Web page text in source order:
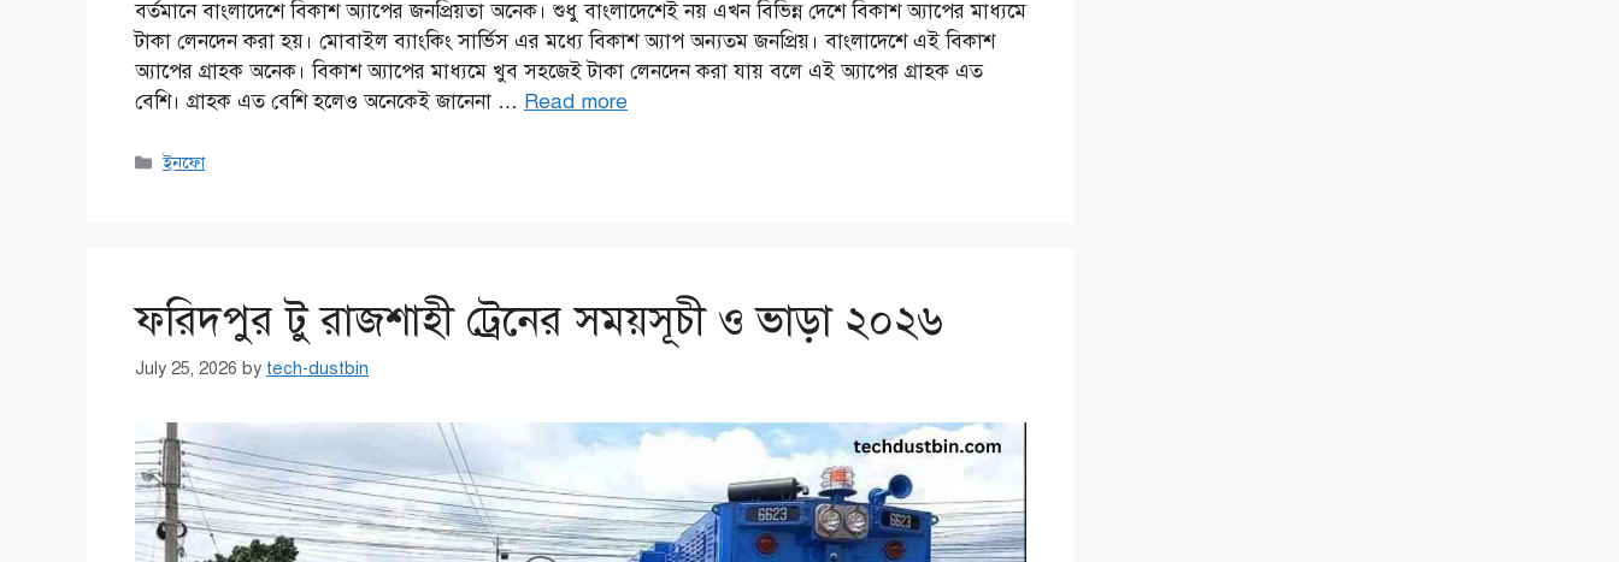
বর্তমানে বাংলাদেশে বিকাশ অ্যাপের জনপ্রিয়তা অনেক। শুধু বাংলাদেশেই নয় এখন বিভিন্ন দেশে বিকাশ অ্যাপের মাধ্যমে
টাকা লেনদেন করা হয়। মোবাইল ব্যাংকিং সার্ভিস এর মধ্যে বিকাশ অ্যাপ অন্যতম জনপ্রিয়। বাংলাদেশে এই বিকাশ
অ্যাপের গ্রাহক অনেক। বিকাশ অ্যাপের মাধ্যমে খুব সহজেই টাকা লেনদেন করা যায় বলে এই অ্যাপের গ্রাহক এত
বেশি। গ্রাহক এত বেশি হলেও অনেকেই জানেনা … Read more
Categories
ইনফো
ফরিদপুর টু রাজশাহী ট্রেনের সময়সূচী ও ভাড়া ২০২৬
July 25, 2026 by tech-dustbin